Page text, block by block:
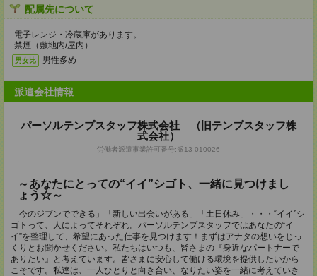
配属先について
電子レンジ・冷蔵庫があります。
禁煙（敷地内/屋内）
男女比 男性多め
派遣会社情報
パーソルテンプスタッフ株式会社 （旧テンプスタッフ株
式会社）
労働者派遣事業許可番号:派13-010026
～あなたにとっての“イイ”シゴト、一緒に見つけまし
ょう☆～
「今のジブンでできる」「新しい出会いがある」「土日休み」・・・“イイ”シ
ゴトって、人によってそれぞれ。パーソルテンプスタッフではあなたの“イ
イ”を整理して、希望にあった仕事を見つけます！まずはアナタの想いをじっ
くりとお聞かせください。私たちはいつも、皆さまの『身近なパートナーで
ありたい』と考えています。皆さまに安心して働ける環境を提供したいから
こそです。私達は、一人ひとりと向き合い、なりたい姿を一緒に考えていき